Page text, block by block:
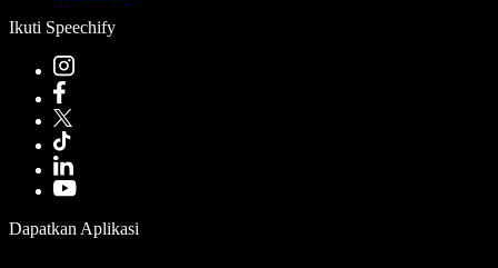
Ikuti Speechify
Dapatkan Aplikasi